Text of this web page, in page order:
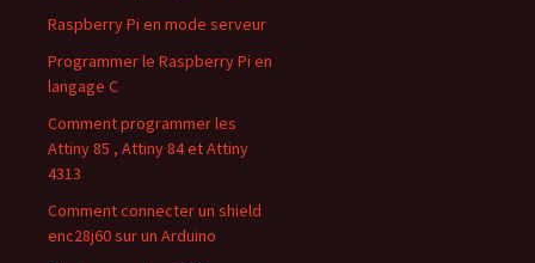
Raspberry Pi en mode serveur
Programmer le Raspberry Pi en
langage C
Comment programmer les
Attiny 85 , Attiny 84 et Attiny
4313
Comment connecter un shield
enc28j60 sur un Arduino